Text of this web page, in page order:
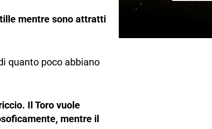
mentre sono attratti
quanto poco abbiano
Il Toro vuole
mentre il